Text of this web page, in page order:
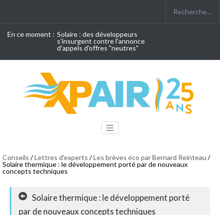
En ce moment : Solaire : des développeurs
s'insurgent contre l'annonce
d'appels d'offres "neutres"
Conseils /Lettres d'experts /Les brèves éco par Bernard Reinteau /
Solaire thermique : le développement porté par de nouveaux
concepts techniques
Solaire thermique : le développement porté
par de nouveaux concepts techniques